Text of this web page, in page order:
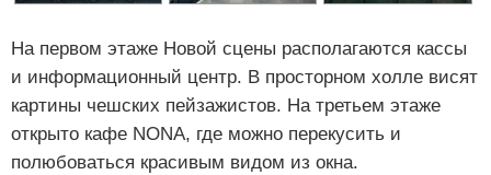
На первом этаже Новой сцены располагаются кассы
и информационный центр. В просторном холле висят
картины чешских пейзажистов. На третьем этаже
открыто кафе NONA, где можно перекусить и
полюбоваться красивым видом из окна.